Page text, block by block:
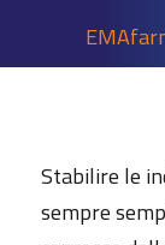
EMA
Stabilire le
sempre